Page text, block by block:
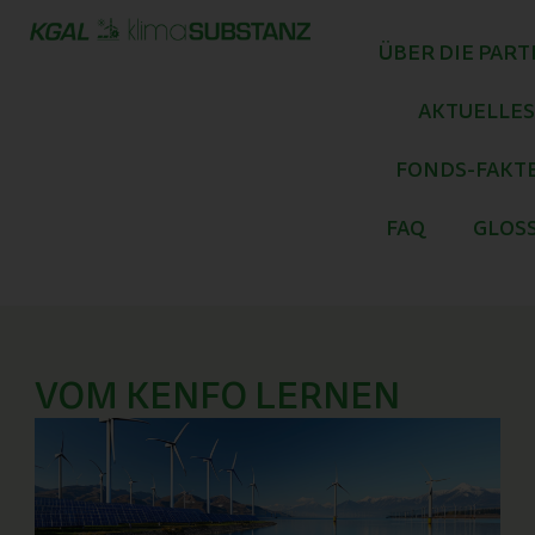
Inhalt
ÜBER DIE
AKTUELLES
FONDS-
FAQ
VOM KENFO LERNEN